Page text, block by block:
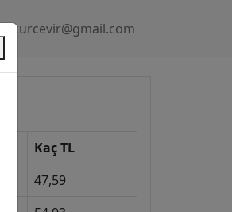
kurcevir@gmail.com
Kaç TL
47,59